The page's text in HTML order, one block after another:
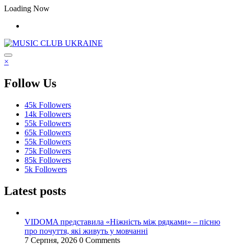
Перейти
контенту
Loading Now
×
Follow Us
45k Followers
14k Followers
55k Followers
65k Followers
55k Followers
75k Followers
85k Followers
5k Followers
Latest posts
VIDOMA представила «Ніжність між рядками» – пісню
про почуття, які живуть у мовчанні
7 Серпня, 2026 0 Comments